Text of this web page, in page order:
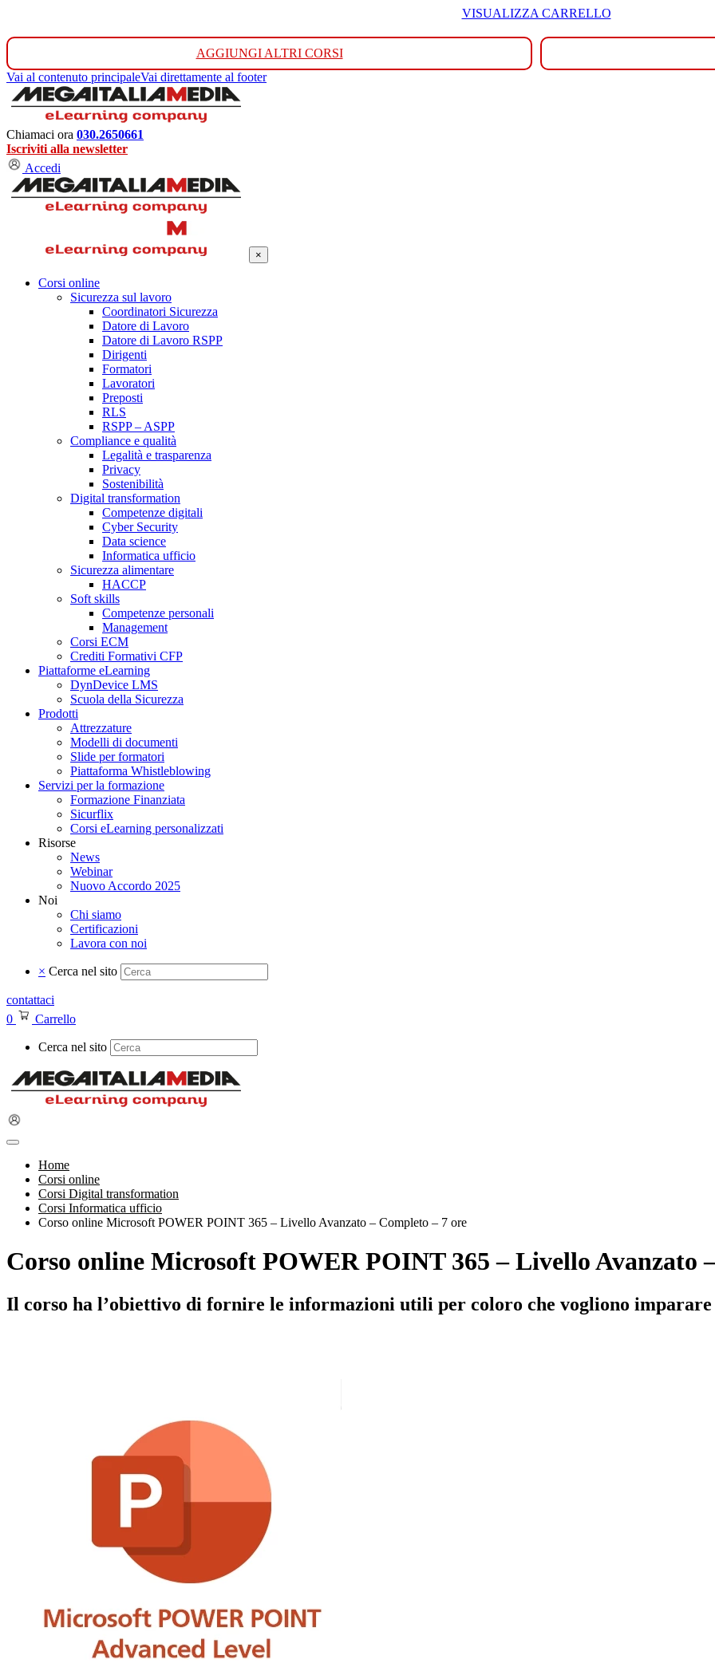
VISUALIZZA CARRELLO
AGGIUNGI ALTRI CORSI
Vai al contenuto principaleVai direttamente al footer
Chiamaci ora 030.2650661
Iscriviti alla newsletter
Accedi
×
Corsi online
Sicurezza sul lavoro
Coordinatori Sicurezza
Datore di Lavoro
Datore di Lavoro RSPP
Dirigenti
Formatori
Lavoratori
Preposti
RLS
RSPP – ASPP
Compliance e qualità
Legalità e trasparenza
Privacy
Sostenibilità
Digital transformation
Competenze digitali
Cyber Security
Data science
Informatica ufficio
Sicurezza alimentare
HACCP
Soft skills
Competenze personali
Management
Corsi ECM
Crediti Formativi CFP
Piattaforme eLearning
DynDevice LMS
Scuola della Sicurezza
Prodotti
Attrezzature
Modelli di documenti
Slide per formatori
Piattaforma Whistleblowing
Servizi per la formazione
Formazione Finanziata
Sicurflix
Corsi eLearning personalizzati
Risorse
News
Webinar
Nuovo Accordo 2025
Noi
Chi siamo
Certificazioni
Lavora con noi
× Cerca nel sito
contattaci
0
Carrello
Cerca nel sito
Home
Corsi online
Corsi Digital transformation
Corsi Informatica ufficio
Corso online Microsoft POWER POINT 365 – Livello Avanzato – Completo – 7 ore
Corso online Microsoft POWER POINT 365 – Livello Avanzato
Il corso ha l’obiettivo di fornire le informazioni utili per coloro che vogliono